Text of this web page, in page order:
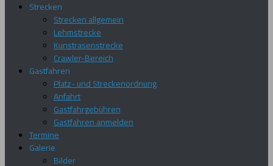
Strecken
Strecken allgemein
Lehmstrecke
Kunstrasenstrecke
Crawler-Bereich
Gastfahren
Platz- und Streckenordnung
Anfahrt
Gastfahrgebühren
Gastfahren anmelden
Termine
Galerie
Bilder